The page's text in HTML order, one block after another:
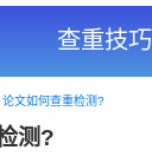
查重技巧
论文如何查重检测?
测?